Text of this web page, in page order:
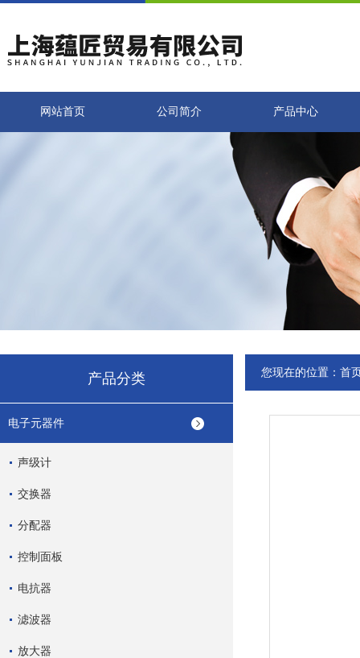
网站首页 公司简介 产品中心
产品分类
电子元器件
声级计
交换器
分配器
控制面板
电抗器
滤波器
放大器
您现在的位置： 首